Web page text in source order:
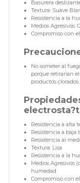
Basurera
Textura: Suave
Resistencia a la
Medios Agresivos:
Compromiso con
No someter al
porque retirarían
productos clorados.
Resistencia a alta
Resistencia a baja
Resistencia al
Textura: Lisa
Resistencia a la
Medios Agresivos
humedad
Compromiso con